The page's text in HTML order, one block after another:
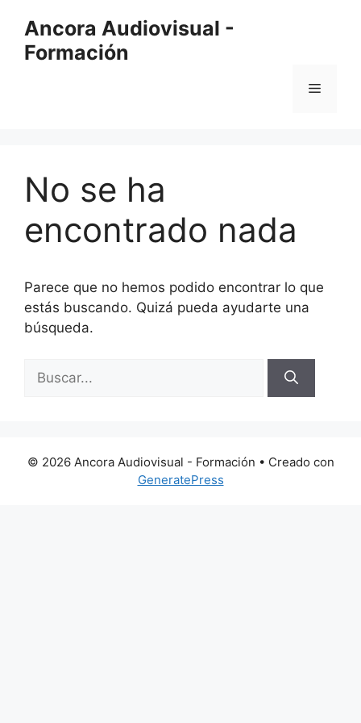
contenido
Ancora Audiovisual -
Formación
Menú
No se ha
encontrado nada
Parece que no hemos podido encontrar lo que
estás buscando. Quizá pueda ayudarte una
búsqueda.
© 2026 Ancora Audiovisual - Formación • Creado con
GeneratePress